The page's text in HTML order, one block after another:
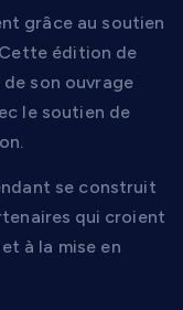
grâce au soutien
édition de
son ouvrage
le soutien de
se construit
qui croient
à la mise en